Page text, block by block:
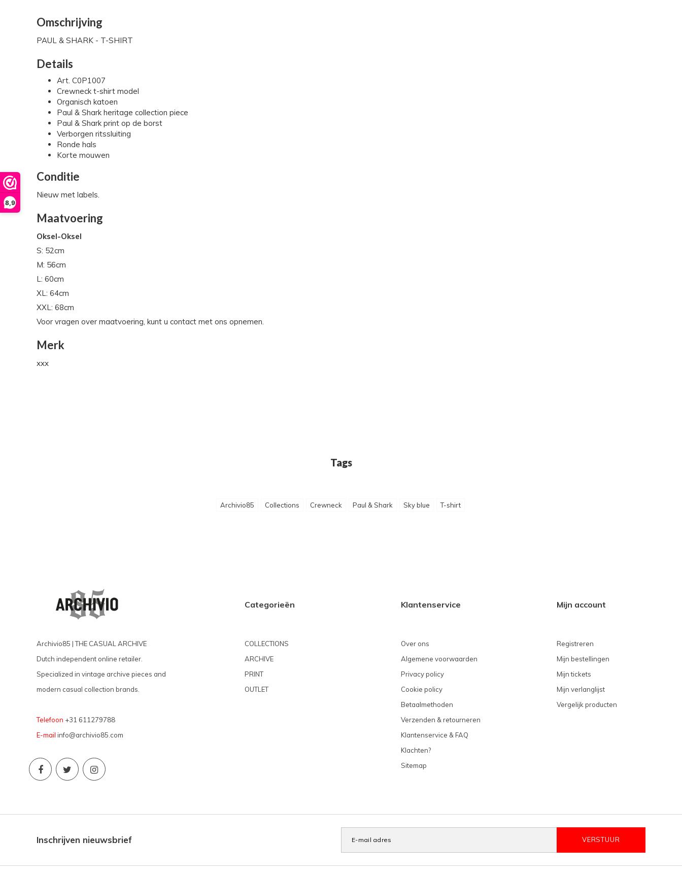
8,9
Omschrijving
PAUL & SHARK - T-SHIRT
Details
Art. C0P1007
Crewneck t-shirt model
Organisch katoen
Paul & Shark heritage collection piece
Paul & Shark print op de borst
Verborgen ritssluiting
Ronde hals
Korte mouwen
Conditie
Nieuw met labels.
Maatvoering
Oksel-Oksel
S: 52cm
M: 56cm
L: 60cm
XL: 64cm
XXL: 68cm
Voor vragen over maatvoering, kunt u contact met ons opnemen.
Merk
xxx
Tags
Archivio85 Collections Crewneck Paul & Shark Sky blue T-shirt
Archivio85 | THE CASUAL ARCHIVE
Dutch independent online retailer.
Specialized in vintage archive pieces and
modern casual collection brands.
Telefoon +31 611279788
E-mail info@archivio85.com
Categorieën
COLLECTIONS
ARCHIVE
PRINT
OUTLET
Klantenservice
Over ons
Algemene voorwaarden
Privacy policy
Cookie policy
Betaalmethoden
Verzenden & retourneren
Klantenservice & FAQ
Klachten?
Sitemap
Mijn account
Registreren
Mijn bestellingen
Mijn tickets
Mijn verlanglijst
Vergelijk producten
Inschrijven nieuwsbrief VERSTUUR